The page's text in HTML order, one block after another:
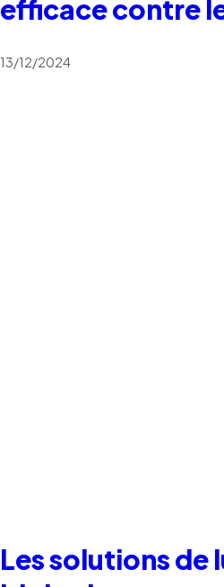
efficace contre
13/12/2024
Les solutions de